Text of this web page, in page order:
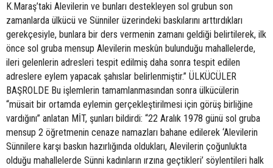
K.Maraş’taki Alevilerin ve bunları destekleyen sol grubun son
zamanlarda ülkücü ve Sünniler üzerindeki baskılarını arttırdıkları
gerekçesiyle, bunlara bir ders vermenin zamanı geldiği belirtilerek, ilk
önce sol gruba mensup Alevilerin meskûn bulunduğu mahallelerde,
ileri gelenlerin adresleri tespit edilmiş daha sonra tespit edilen
adreslere eylem yapacak şahıslar belirlenmiştir.” ÜLKÜCÜLER
BAŞROLDE Bu işlemlerin tamamlanmasından sonra ülkücülerin
“müsait bir ortamda eylemin gerçekleştirilmesi için görüş birliğine
vardığını” anlatan MİT, şunları bildirdi: “22 Aralık 1978 günü sol gruba
mensup 2 öğretmenin cenaze namazları bahane edilerek ‘Alevilerin
Sünnilere karşı baskın hazırlığında oldukları, Alevilerin çoğunlukta
olduğu mahallelerde Sünni kadınların ırzına geçtikleri’ söylentileri halk